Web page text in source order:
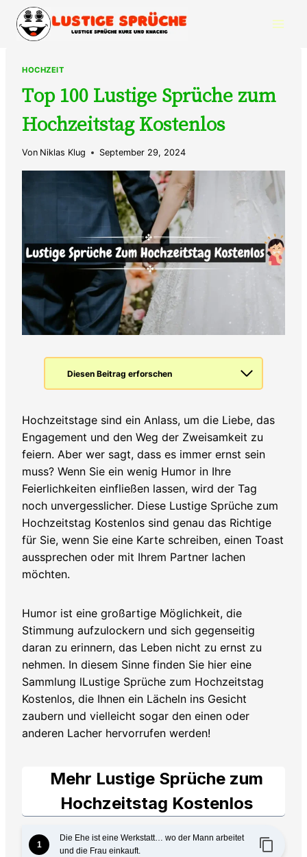
Inhalt
springen
HOCHZEIT
Top 100 Lustige Sprüche zum
Hochzeitstag Kostenlos
Von Niklas Klug September 29, 2024
Diesen Beitrag erforschen
Hochzeitstage sind ein Anlass, um die Liebe, das
Engagement und den Weg der Zweisamkeit zu
feiern. Aber wer sagt, dass es immer ernst sein
muss? Wenn Sie ein wenig Humor in Ihre
Feierlichkeiten einfließen lassen, wird der Tag
noch unvergesslicher. Diese Lustige Sprüche zum
Hochzeitstag Kostenlos sind genau das Richtige
für Sie, wenn Sie eine Karte schreiben, einen Toast
aussprechen oder mit Ihrem Partner lachen
möchten.
Humor ist eine großartige Möglichkeit, die
Stimmung aufzulockern und sich gegenseitig
daran zu erinnern, das Leben nicht zu ernst zu
nehmen. In diesem Sinne finden Sie hier eine
Sammlung lLustige Sprüche zum Hochzeitstag
Kostenlos, die Ihnen ein Lächeln ins Gesicht
zaubern und vielleicht sogar den einen oder
anderen Lacher hervorrufen werden!
Mehr Lustige Sprüche zum
Hochzeitstag Kostenlos
1
Die Ehe ist eine Werkstatt… wo der Mann arbeitet
und die Frau einkauft.
content_copy